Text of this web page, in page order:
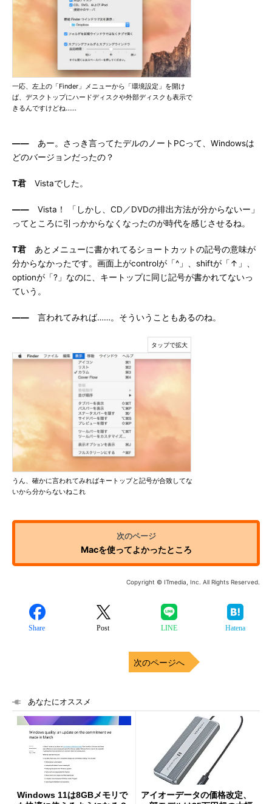
一応、左上の「Finder」メニューから「環境設定」を開け
ば、デスクトップにハードディスクや外部ディスクも表示で
きるんですけどね……
―― あー。さっき言ってたデルのノートPCって、Windowsは
どのバージョンだったの？
T君 Vistaでした。
―― Vista！ 「しかし、CD／DVDの排出方法が分からないー」
ってところに引っかからなくなったのが時代を感じさせるね。
T君 あとメニューに書かれてるショートカットの記号の意味が
分からなかったです。画面上がcontrolが「^」、shiftが「↑」、
optionが「?」なのに、キートップに同じ記号が書かれてないっ
ていう。
―― 言われてみれば……。そういうこともあるのね。
うん、確かに言われてみればキートップと記号が合致してな
いから分からないねこれ
Macを使ってよかったところ
Copyright © ITmedia, Inc. All Rights Reserved.
Share Post LINE Hatena
次のページへ
あなたにオススメ
Windows 11は8GBメモリで
アイオーデータの価格改定、